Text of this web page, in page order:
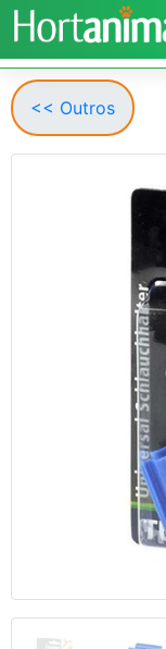
<< Outros